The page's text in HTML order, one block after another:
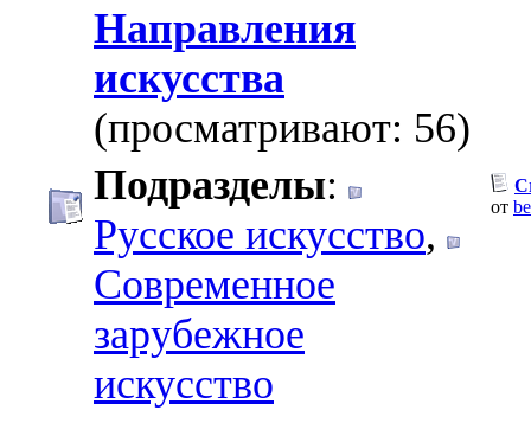
Направления
искусства
(просматривают: 56)
Подразделы:
Русское искусство,
Современное
зарубежное
искусство
от